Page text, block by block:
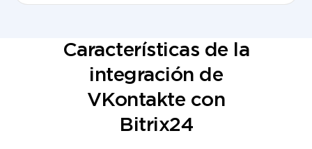
Características de la
integración de
VKontakte con
Bitrix24